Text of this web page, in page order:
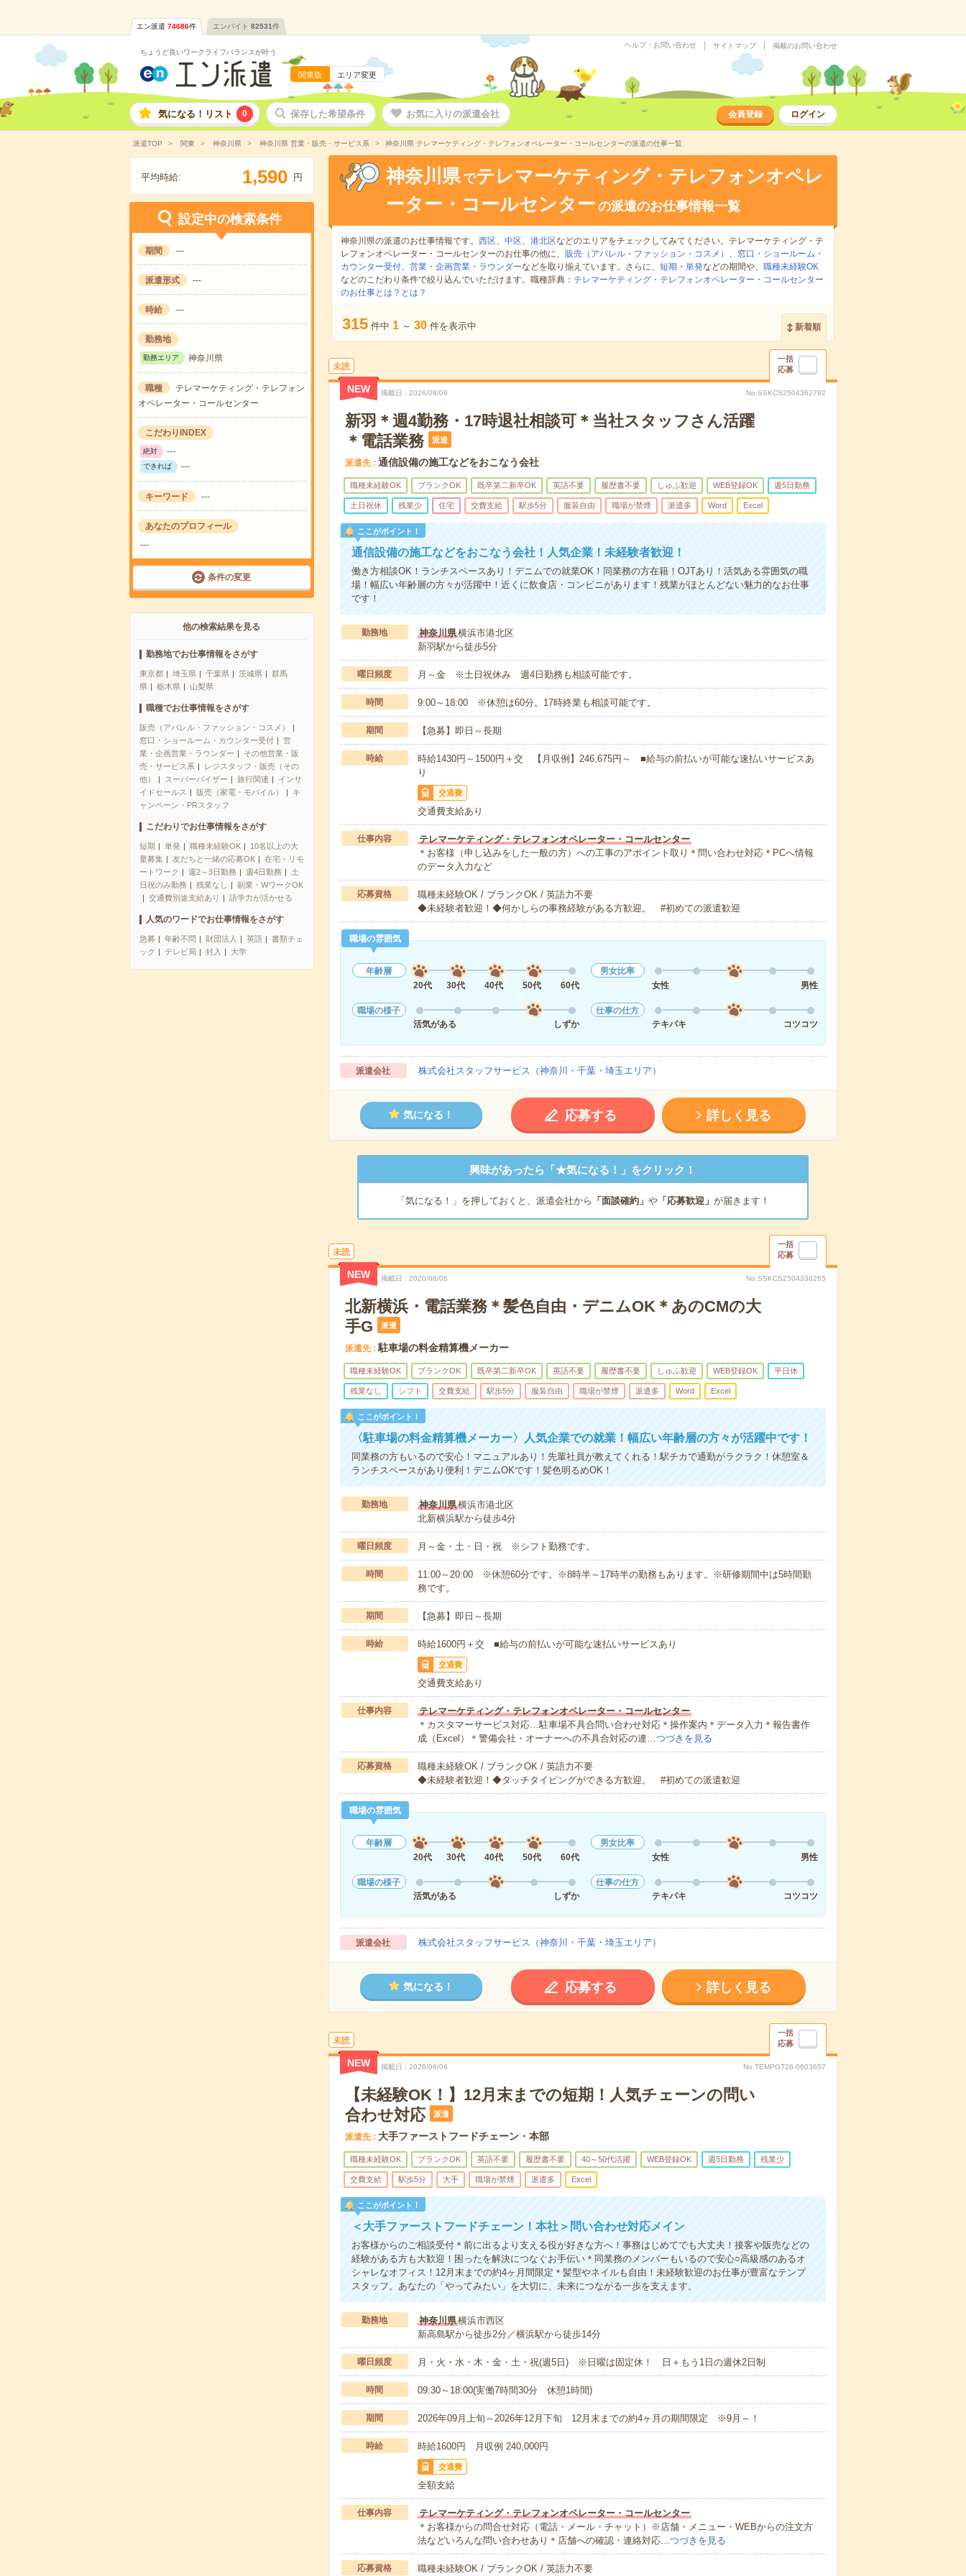
エン派遣 74686件 エンバイト 82531件
ちょうど良いワークライフバランスが叶う
関東版 エリア変更
ヘルプ・お問い合わせ サイトマップ 掲載のお問い合わせ
気になる！リスト 0 保存した希望条件 お気に入りの派遣会社 会員登録 ログイン
派遣TOP 関東 神奈川県 神奈川県 営業・販売・サービス系 神奈川県 テレマーケティング・テレフォンオペレーター・コールセンターの派遣の仕事一覧
平均時給: 1,590 円
設定中の検索条件
期間 ---
派遣形式 ---
時給 ---
勤務地
勤務エリア 神奈川県
職種
テレマーケティング・テレフォン
オペレーター・コールセンター
こだわりINDEX
絶対 ---
できれば ---
キーワード ---
あなたのプロフィール
---
条件の変更
他の検索結果を見る
勤務地でお仕事情報をさがす
東京都 埼玉県 千葉県 茨城県
群馬
県
栃木県 山梨県
職種でお仕事情報をさがす
販売（アパレル・ファッション・コスメ）
窓口・ショールーム・カウンター受付
営
業・企画営業・ラウンダー
その他営業・販
売・サービス系
レジスタッフ・販売（その
他）
スーパーバイザー 旅行関連
インサ
イドセールス
販売（家電・モバイル）
キ
ャンペーン・PRスタッフ
こだわりでお仕事情報をさがす
短期 単発 職種未経験OK
10名以上の大
量募集
友だちと一緒の応募OK
在宅・リモ
ートワーク
週2～3日勤務 週4日勤務
土
日祝のみ勤務
残業なし
副業・WワークOK
交通費別途支給あり
語学力が活かせる
人気のワードでお仕事情報をさがす
急募 年齢不問 財団法人 英語
書類チェ
ック
テレビ局 封入 大学
神奈川県 でテレマーケティング・テレフォンオペレ
ーター・コールセンター の派遣のお仕事情報一覧
神奈川県の派遣のお仕事情報です。 西区、 中区、 港北区などのエリアをチェックしてみてください。テレマーケティング・テ
レフォンオペレーター・コールセンターのお仕事の他に、 販売（アパレル・ファッション・コスメ） 、
窓口・ショールーム・
カウンター受付、 営業・企画営業・ラウンダーなどを取り揃えています。さらに、 短期 ・ 単発などの期間や、 職種未経験OK
などのこだわり条件で絞り込んでいただけます。職種辞典： テレマーケティング・テレフォンオペレーター・コールセンター
のお仕事とは？とは？
315 件中 1 ～ 30 件を表示中 新着順
未読
一括
応募
NEW 掲載日 2026/08/06 No.SSKCS2504362792
新羽＊週4勤務・17時退社相談可＊当社スタッフさん活躍
＊電話業務
派遣
派遣先 通信設備の施工などをおこなう会社
職種未経験OK ブランクOK 既卒第二新卒OK 英語不要 履歴書不要 しゅふ歓迎 WEB登録OK 週5日勤務
土日祝休 残業少 住宅 交費支給 駅歩5分 服装自由 職場が禁煙 派遣多 Word Excel
ここがポイント！
通信設備の施工などをおこなう会社！人気企業！未経験者歓迎！
働き方相談OK！ランチスペースあり！デニムでの就業OK！同業務の方在籍！OJTあり！活気ある雰囲気の職
場！幅広い年齢層の方々が活躍中！近くに飲食店・コンビニがあります！残業がほとんどない魅力的なお仕事
です！
勤務地 神奈川県横浜市港北区
新羽駅から徒歩5分
曜日頻度 月～金 ※土日祝休み 週4日勤務も相談可能です。
時間 9:00～18:00 ※休憩は60分。17時終業も相談可能です。
期間 【急募】即日～長期
時給
時給1430円～1500円＋交 【月収例】246,675円～ ■給与の前払いが可能な速払いサービスあ
り
交通費
交通費支給あり
仕事内容
テレマーケティング・テレフォンオペレーター・コールセンター
＊お客様（申し込みをした一般の方）への工事のアポイント取り＊問い合わせ対応＊PCへ情報
のデータ入力など
応募資格
職種未経験OK / ブランクOK / 英語力不要
◆未経験者歓迎！◆何かしらの事務経験がある方歓迎。 #初めての派遣歓迎
職場の雰囲気
年齢層
20代
30代 40代 50代 60代
男女比率
女性
男性
職場の様子
活気がある
しずか
仕事の仕方
テキパキ
コツコツ
派遣会社 株式会社スタッフサービス（神奈川・千葉・埼玉エリア）
気になる！ 応募する 詳しく見る
興味があったら「★気になる！」をクリック！
「気になる！」を押しておくと、派遣会社から 「面談確約」 や「応募歓迎」 が届きます！
未読
一括
応募
NEW 掲載日 2026/08/06 No.SSKCS2504330265
北新横浜・電話業務＊髪色自由・デニムOK＊あのCMの大
手G
派遣
派遣先 駐車場の料金精算機メーカー
職種未経験OK ブランクOK 既卒第二新卒OK 英語不要 履歴書不要 しゅふ歓迎 WEB登録OK 平日休
残業なし シフト 交費支給 駅歩5分 服装自由 職場が禁煙 派遣多 Word Excel
ここがポイント！
〈駐車場の料金精算機メーカー〉人気企業での就業！幅広い年齢層の方々が活躍中です！
同業務の方もいるので安心！マニュアルあり！先輩社員が教えてくれる！駅チカで通勤がラクラク！休憩室＆
ランチスペースがあり便利！デニムOKです！髪色明るめOK！
勤務地 神奈川県横浜市港北区
北新横浜駅から徒歩4分
曜日頻度 月～金・土・日・祝 ※シフト勤務です。
時間
11:00～20:00 ※休憩60分です。※8時半～17時半の勤務もあります。※研修期間中は5時間勤
務です。
期間 【急募】即日～長期
時給 時給1600円＋交 ■給与の前払いが可能な速払いサービスあり
交通費
交通費支給あり
仕事内容
テレマーケティング・テレフォンオペレーター・コールセンター
＊カスタマーサービス対応…駐車場不具合問い合わせ対応＊操作案内＊データ入力＊報告書作
成（Excel）＊警備会社・オーナーへの不具合対応の連…つづきを見る
応募資格
職種未経験OK / ブランクOK / 英語力不要
◆未経験者歓迎！◆タッチタイピングができる方歓迎。 #初めての派遣歓迎
職場の雰囲気
年齢層
20代
30代 40代 50代 60代
男女比率
女性
男性
職場の様子
活気がある
しずか
仕事の仕方
テキパキ
コツコツ
派遣会社 株式会社スタッフサービス（神奈川・千葉・埼玉エリア）
気になる！ 応募する 詳しく見る
未読
一括
応募
NEW 掲載日 2026/08/06 No.TEMPGT26-0603657
【未経験OK！】12月末までの短期！人気チェーンの問い
合わせ対応
派遣
派遣先 大手ファーストフードチェーン・本部
職種未経験OK ブランクOK 英語不要 履歴書不要 40～50代活躍 WEB登録OK 週5日勤務 残業少
交費支給 駅歩5分 大手 職場が禁煙 派遣多 Excel
ここがポイント！
＜大手ファーストフードチェーン！本社＞問い合わせ対応メイン
お客様からのご相談受付＊前に出るより支える役が好きな方へ！事務はじめてでも大丈夫！接客や販売などの
経験がある方も大歓迎！困ったを解決につなぐお手伝い＊同業務のメンバーもいるので安心○高級感のあるオ
シャレなオフィス！12月末までの約4ヶ月間限定＊髪型やネイルも自由！未経験歓迎のお仕事が豊富なテンプ
スタッフ。あなたの「やってみたい」を大切に、未来につながる一歩を支えます。
勤務地 神奈川県横浜市西区
新高島駅から徒歩2分／横浜駅から徒歩14分
曜日頻度 月・火・水・木・金・土・祝(週5日) ※日曜は固定休！ 日＋もう1日の週休2日制
時間 09:30～18:00(実働7時間30分 休憩1時間)
期間 2026年09月上旬～2026年12月下旬 12月末までの約4ヶ月の期間限定 ※9月～！
時給 時給1600円 月収例 240,000円
交通費
全額支給
仕事内容
テレマーケティング・テレフォンオペレーター・コールセンター
＊お客様からの問合せ対応（電話・メール・チャット）※店舗・メニュー・WEBからの注文方
法などいろんな問い合わせあり＊店舗への確認・連絡対応…つづきを見る
応募資格 職種未経験OK / ブランクOK / 英語力不要